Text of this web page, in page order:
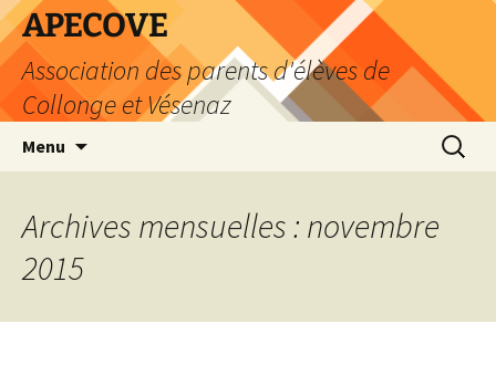
Aller
au
contenu
APECOVE
Association des parents d'élèves de
Collonge et Vésenaz
Menu
Archives mensuelles : novembre
2015